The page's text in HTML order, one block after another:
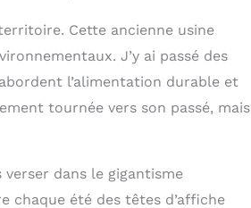
Cette ancienne usine
J’y ai passé des
l’alimentation durable et
tournée vers son passé, mais
dans le gigantisme
chaque été des têtes d’affiche